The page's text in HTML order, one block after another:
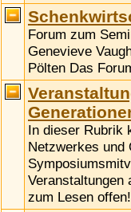
Forum zum
Genevieve
Pölten Das
In dieser Rubrik
Netzwerkes und
Veranstaltungen
zum Lesen offen!